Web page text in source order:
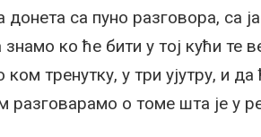
донета са пуно разговора, са
ко ће бити у тој кући
ком тренутку, у три ујутру, и
о томе шта је у